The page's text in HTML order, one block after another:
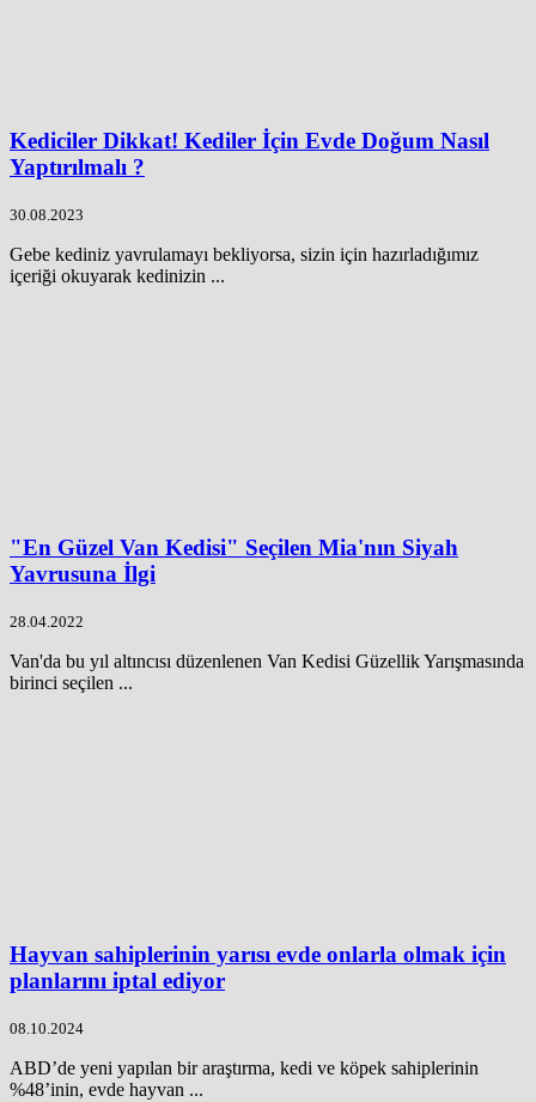
Kediciler Dikkat! Kediler İçin Evde Doğum Nasıl
Yaptırılmalı ?
30.08.2023
Gebe kediniz yavrulamayı bekliyorsa, sizin için hazırladığımız
içeriği okuyarak kedinizin ...
"En Güzel Van Kedisi" Seçilen Mia'nın Siyah
Yavrusuna İlgi
28.04.2022
Van'da bu yıl altıncısı düzenlenen Van Kedisi Güzellik Yarışmasında
birinci seçilen ...
Hayvan sahiplerinin yarısı evde onlarla olmak için
planlarını iptal ediyor
08.10.2024
ABD’de yeni yapılan bir araştırma, kedi ve köpek sahiplerinin
%48’inin, evde hayvan ...